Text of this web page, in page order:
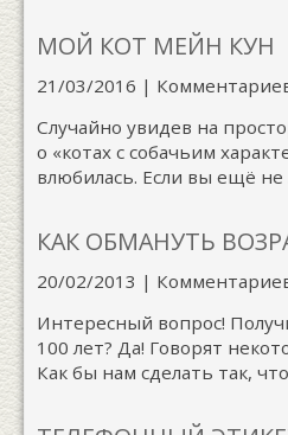
МОЙ КОТ МЕЙН КУН
21/03/2016 |
Случайно увидев на
о «котах с собачьим
влюбилась. Если вы ещё не
КАК ОБМАНУТЬ
20/02/2013 |
Интересный вопрос!
100 лет? Да! Говорят
Как бы нам сделать так,